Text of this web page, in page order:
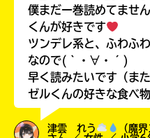
僕まだ一巻読めてませ
くんが好きです
ツンデレ系と、ふわふ
なので(｀・∀・´)
早く読みたいです（また
ゼルくんの好きな食べ
津雲 れう
（魔